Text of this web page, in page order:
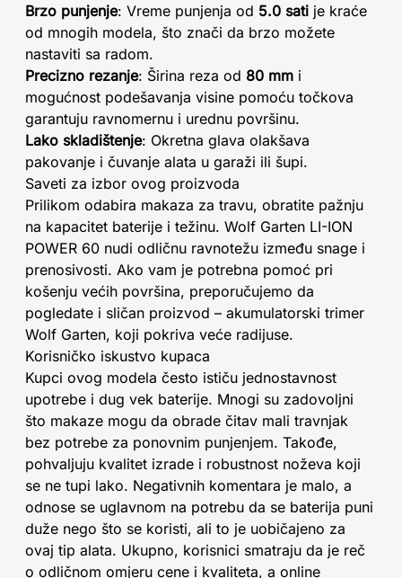
Brzo punjenje: Vreme punjenja od 5.0 sati je kraće
od mnogih modela, što znači da brzo možete
nastaviti sa radom.
Precizno rezanje: Širina reza od 80 mm i
mogućnost podešavanja visine pomoću točkova
garantuju ravnomernu i urednu površinu.
Lako skladištenje: Okretna glava olakšava
pakovanje i čuvanje alata u garaži ili šupi.
Saveti za izbor ovog proizvoda
Prilikom odabira makaza za travu, obratite pažnju
na kapacitet baterije i težinu. Wolf Garten LI-ION
POWER 60 nudi odličnu ravnotežu između snage i
prenosivosti. Ako vam je potrebna pomoć pri
košenju većih površina, preporučujemo da
pogledate i sličan proizvod – akumulatorski trimer
Wolf Garten, koji pokriva veće radijuse.
Korisničko iskustvo kupaca
Kupci ovog modela često ističu jednostavnost
upotrebe i dug vek baterije. Mnogi su zadovoljni
što makaze mogu da obrade čitav mali travnjak
bez potrebe za ponovnim punjenjem. Takođe,
pohvaljuju kvalitet izrade i robustnost noževa koji
se ne tupi lako. Negativnih komentara je malo, a
odnose se uglavnom na potrebu da se baterija puni
duže nego što se koristi, ali to je uobičajeno za
ovaj tip alata. Ukupno, korisnici smatraju da je reč
o odličnom omjeru cene i kvaliteta, a online